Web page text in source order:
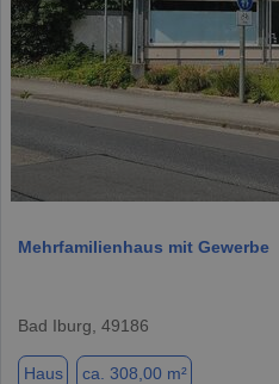
Mehrfamilienhaus mit Gewerbe
Bad Iburg, 49186
Haus ca. 308,00 m²